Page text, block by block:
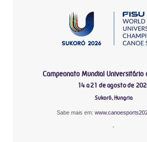
Campeonato Mundial Universitário
14 a 21 de agosto de
Sukoró, Hungria
Sabe mais em:
-